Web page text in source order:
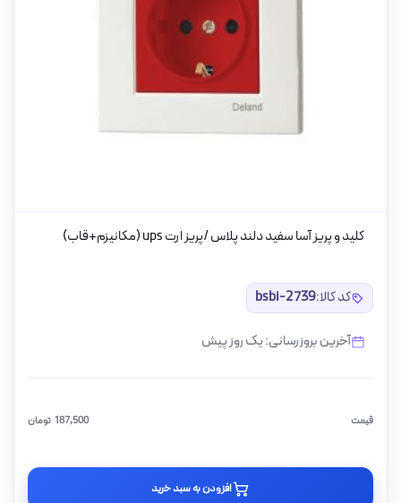
کلید و پریز آسا سفید دلند پلاس /پریز ارت ups (مکانیزم+قاب)
کد کالا:bsbi-2739
آخرین بروزرسانی: یک روز پیش
قیمت تومان 187,500
افزودن به سبد خرید